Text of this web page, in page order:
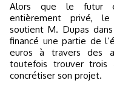
Alors que le futur
entièrement privé, le
soutient M. Dupas
financé une partie de
euros à travers des
toutefois trouver trois
concrétiser son projet.